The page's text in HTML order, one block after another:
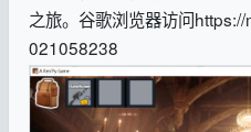
之旅。 谷歌浏览器访问
021058238